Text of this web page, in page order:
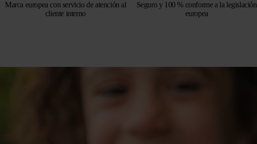
Marca europea con servicio de atención al
cliente interno
Seguro y 100 % conforme a la legislación
europea